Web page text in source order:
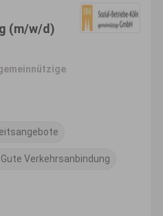
(m/w/d)
Gute Verkehrsanbindung